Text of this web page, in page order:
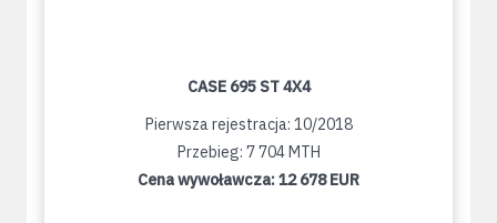
CASE 695 ST 4X4
Pierwsza rejestracja: 10/2018
Przebieg: 7 704 MTH
Cena wywoławcza:12 678 EUR